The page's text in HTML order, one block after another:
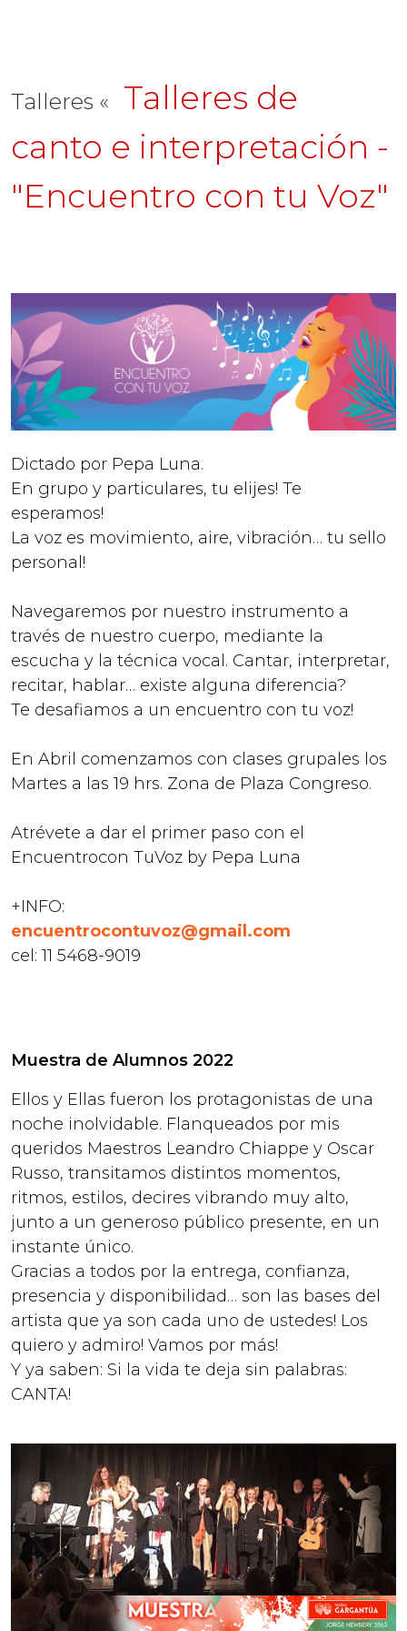
Talleres «
Talleres de
canto e interpretación -
"Encuentro con tu Voz"
Dictado por Pepa Luna.
En grupo y particulares, tu elijes! Te
esperamos!
La voz es movimiento, aire, vibración… tu sello
personal!
Navegaremos por nuestro instrumento a
través de nuestro cuerpo, mediante la
escucha y la técnica vocal. Cantar, interpretar,
recitar, hablar… existe alguna diferencia?
Te desafiamos a un encuentro con tu voz!
En Abril comenzamos con clases grupales los
Martes a las 19 hrs. Zona de Plaza Congreso.
Atrévete a dar el primer paso con el
Encuentrocon TuVoz by Pepa Luna
+INFO:
encuentrocontuvoz@gmail.com
cel: 11 5468-9019
Muestra de Alumnos 2022
Ellos y Ellas fueron los protagonistas de una
noche inolvidable. Flanqueados por mis
queridos Maestros Leandro Chiappe y Oscar
Russo, transitamos distintos momentos,
ritmos, estilos, decires vibrando muy alto,
junto a un generoso público presente, en un
instante único.
Gracias a todos por la entrega, confianza,
presencia y disponibilidad… son las bases del
artista que ya son cada uno de ustedes! Los
quiero y admiro! Vamos por más!
Y ya saben: Si la vida te deja sin palabras:
CANTA!